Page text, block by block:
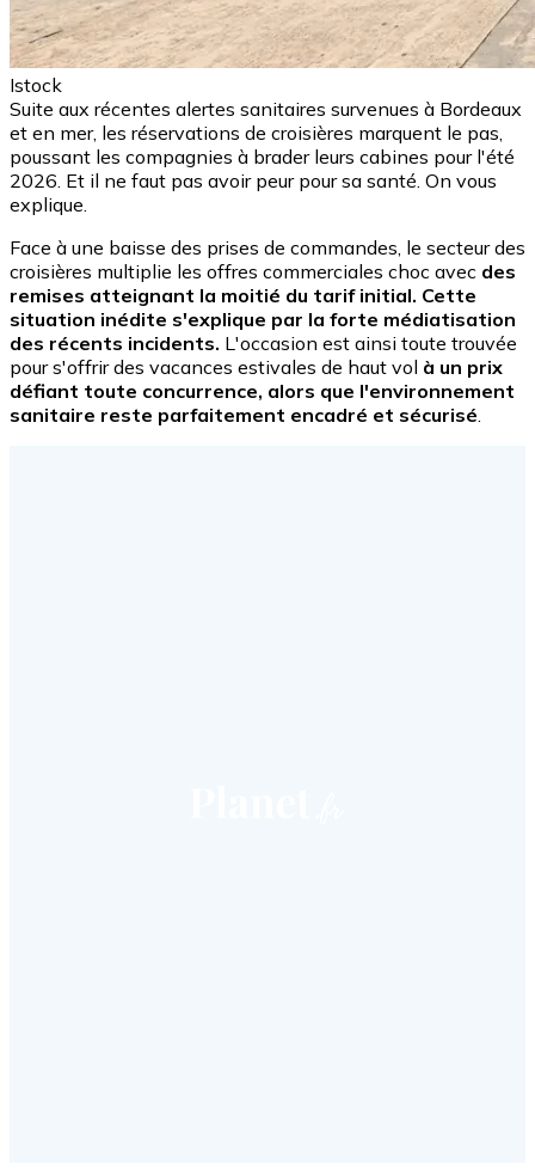
Istock
Suite aux récentes alertes sanitaires survenues à Bordeaux
et en mer, les réservations de croisières marquent le pas,
poussant les compagnies à brader leurs cabines pour l'été
2026. Et il ne faut pas avoir peur pour sa santé. On vous
explique.
Face à une baisse des prises de commandes, le secteur des
croisières multiplie les offres commerciales choc avec des
remises atteignant la moitié du tarif initial. Cette
situation inédite s'explique par la forte médiatisation
des récents incidents. L'occasion est ainsi toute trouvée
pour s'offrir des vacances estivales de haut vol à un prix
défiant toute concurrence, alors que l'environnement
sanitaire reste parfaitement encadré et sécurisé